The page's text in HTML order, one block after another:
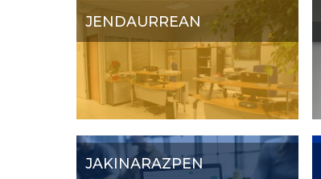
JENDAURREAN
JAKINARAZPEN